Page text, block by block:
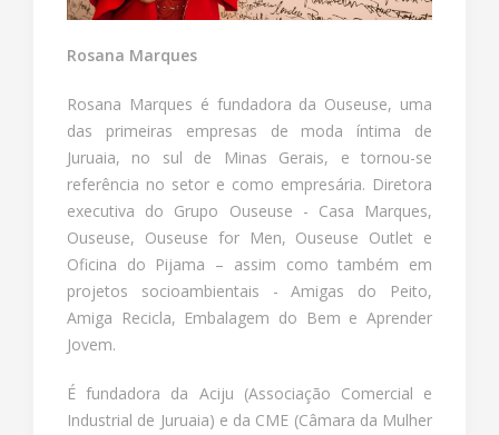
Rosana Marques
Rosana Marques é fundadora da Ouseuse, uma
das primeiras empresas de moda íntima de
Juruaia, no sul de Minas Gerais, e tornou-se
referência no setor e como empresária. Diretora
executiva do Grupo Ouseuse - Casa Marques,
Ouseuse, Ouseuse for Men, Ouseuse Outlet e
Oficina do Pijama – assim como também em
projetos socioambientais - Amigas do Peito,
Amiga Recicla, Embalagem do Bem e Aprender
Jovem.
É fundadora da Aciju (Associação Comercial e
Industrial de Juruaia) e da CME (Câmara da Mulher